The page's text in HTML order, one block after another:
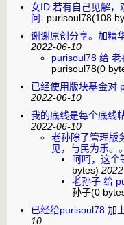
女ID 若有自己见解，
问- purisoul78(108
谢谢原创分享。加精
2022-06-10
purisoul78 给 老
purisoul78(0
已经使用版块基金对
2022-06-10
我的底线是每个底线
2022-06-10
老孙除了管理版
见，与民为乐。
呵呵，这个
bytes)
老孙子 给
孙子(0
已经给purisoul78 加
10